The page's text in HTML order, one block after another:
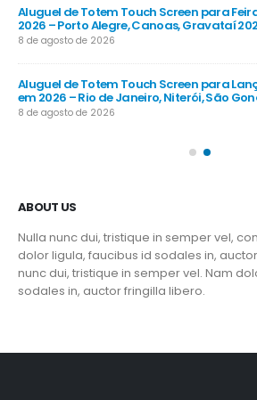
Aluguel de Totem Touch Screen para
2026 – Porto Alegre, Canoas, Gravataí
8 de agosto de 2026
Aluguel de Totem Touch Screen para
em 2026 – Rio de Janeiro, Niterói, São
8 de agosto de 2026
ABOUT US
Nulla nunc dui, tristique in semper vel,
dolor ligula, faucibus id sodales in,
nunc dui, tristique in semper vel. Nam
sodales in, auctor fringilla libero.